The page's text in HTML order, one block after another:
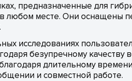
предназначенные для
любом месте. Они оснащены
исследованиях
безупречному качеству
длительному
и совместной работе.